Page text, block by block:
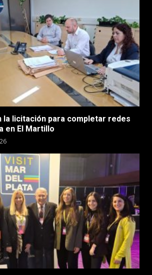
la licitación para completar redes
en El Martillo